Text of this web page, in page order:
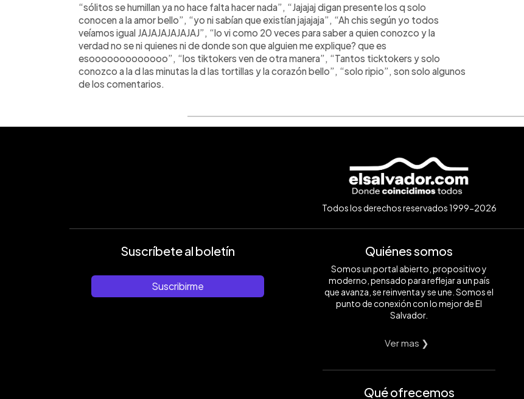
“sólitos se humillan ya no hace falta hacer nada”, “Jajajaj digan presente los q solo
conocen a la amor bello”, “yo ni sabían que existían jajajaja”, “Ah chis según yo todos
veíamos igual JAJAJAJAJAJAJ”, “lo vi como 20 veces para saber a quien conozco y la
verdad no se ni quienes ni de donde son que alguien me explique? que es
esooooooooooooo”, “los tiktokers ven de otra manera”, “Tantos ticktokers y solo
conozco a la d las minutas la d las tortillas y la corazón bello”, “solo ripio”, son solo algunos
de los comentarios.
Todos los derechos reservados 1999-2026
Suscríbete al boletín
Suscribirme
Quiénes somos
Somos un portal abierto, propositivo y
moderno, pensado para reflejar a un país
que avanza, se reinventa y se une. Somos el
punto de conexión con lo mejor de El
Salvador.
Ver mas ❯
Qué ofrecemos